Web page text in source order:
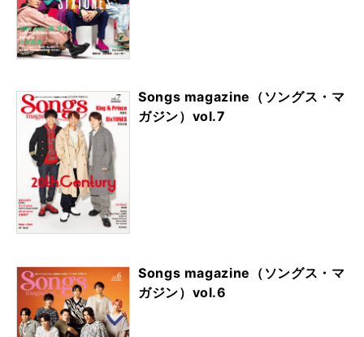
Songs magazine（ソングス・マ
ガジン）vol.7
Songs magazine（ソングス・マ
ガジン）vol.6